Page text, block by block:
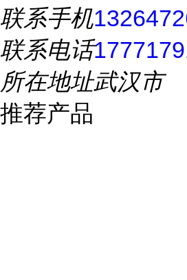
联系手机
联系电话
所在地址武汉市
推荐产品